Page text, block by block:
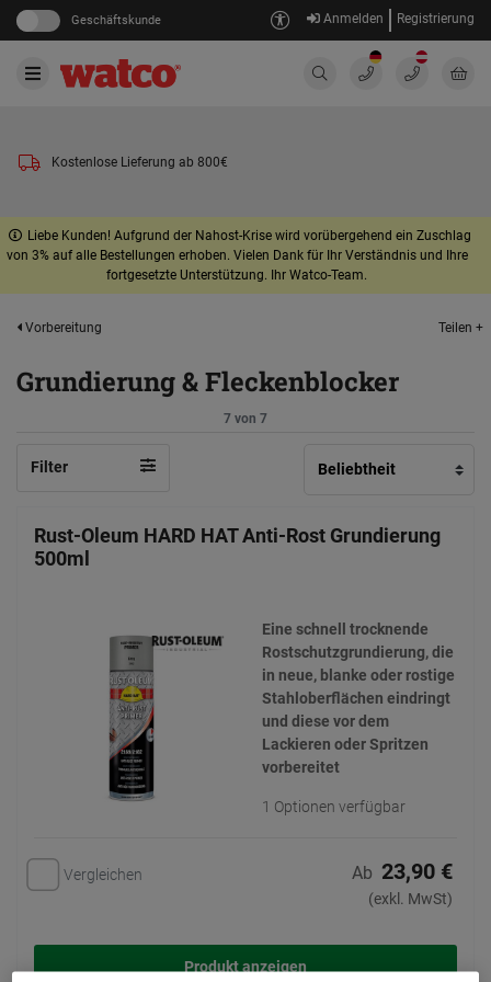
Geschäftskunde Anmelden Registrierung
Kostenlose Lieferung ab 800€
Liebe Kunden! Aufgrund der Nahost-Krise wird vorübergehend ein Zuschlag
von 3% auf alle Bestellungen erhoben. Vielen Dank für Ihr Verständnis und Ihre
fortgesetzte Unterstützung. Ihr Watco-Team.
Vorbereitung Teilen +
Grundierung & Fleckenblocker
7 von 7
Filter
Rust-Oleum HARD HAT Anti-Rost Grundierung
500ml
Eine schnell trocknende
Rostschutzgrundierung, die
in neue, blanke oder rostige
Stahloberflächen eindringt
und diese vor dem
Lackieren oder Spritzen
vorbereitet
1 Optionen verfügbar
Vergleichen Ab 23,90 €
(exkl. MwSt)
Produkt anzeigen